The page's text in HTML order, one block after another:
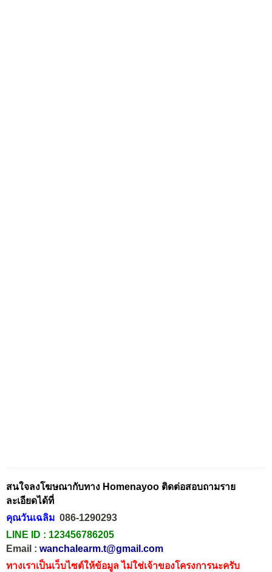
สนใจลงโฆษณากับทาง Homenayoo ติดต่อสอบถามราย
ละเอียดได้ที่
คุณวันเฉลิม 086-1290293
LINE ID : 123456786205
Email : wanchalearm.t@gmail.com
ทางเราเป็นเว็บไซต์ให้ข้อมูล ไม่ใช่เจ้าของโครงการนะครับ